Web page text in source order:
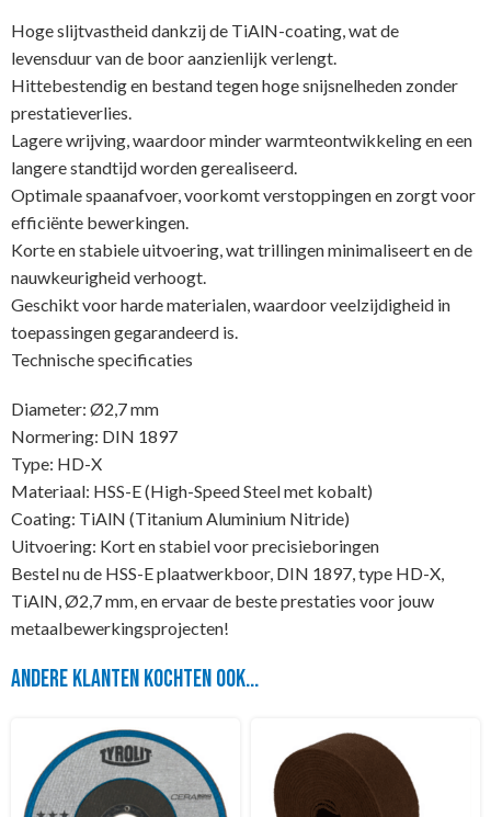
Hoge slijtvastheid dankzij de TiAlN-coating, wat de
levensduur van de boor aanzienlijk verlengt.
Hittebestendig en bestand tegen hoge snijsnelheden zonder
prestatieverlies.
Lagere wrijving, waardoor minder warmteontwikkeling en een
langere standtijd worden gerealiseerd.
Optimale spaanafvoer, voorkomt verstoppingen en zorgt voor
efficiënte bewerkingen.
Korte en stabiele uitvoering, wat trillingen minimaliseert en de
nauwkeurigheid verhoogt.
Geschikt voor harde materialen, waardoor veelzijdigheid in
toepassingen gegarandeerd is.
Technische specificaties
Diameter: Ø2,7 mm
Normering: DIN 1897
Type: HD-X
Materiaal: HSS-E (High-Speed Steel met kobalt)
Coating: TiAlN (Titanium Aluminium Nitride)
Uitvoering: Kort en stabiel voor precisieboringen
Bestel nu de HSS-E plaatwerkboor, DIN 1897, type HD-X,
TiAlN, Ø2,7 mm, en ervaar de beste prestaties voor jouw
metaalbewerkingsprojecten!
Andere klanten kochten ook...